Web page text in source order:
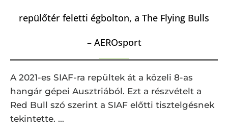
repülőtér feletti égbolton, a The Flying Bulls
– AEROsport
A 2021-es SIAF-ra repültek át a közeli 8-as
hangár gépei Ausztriából. Ezt a részvételt a
Red Bull szó szerint a SIAF előtti tisztelgésnek
tekintette. …